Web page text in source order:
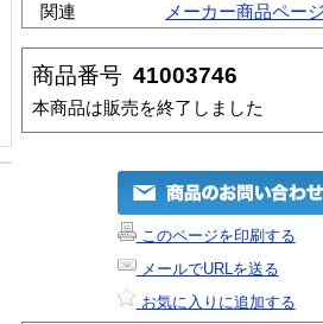
関連
メーカー商品ペー
商品番号 41003746
本商品は販売を終了しました
このページを印刷する
メールでURLを送る
お気に入りに追加する